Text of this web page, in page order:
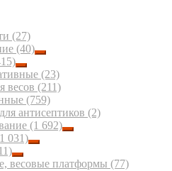
(27)
(40)
(23)
весов (211)
(759)
антисептиков (2)
(1 692)
031)
весовые платформы (77)